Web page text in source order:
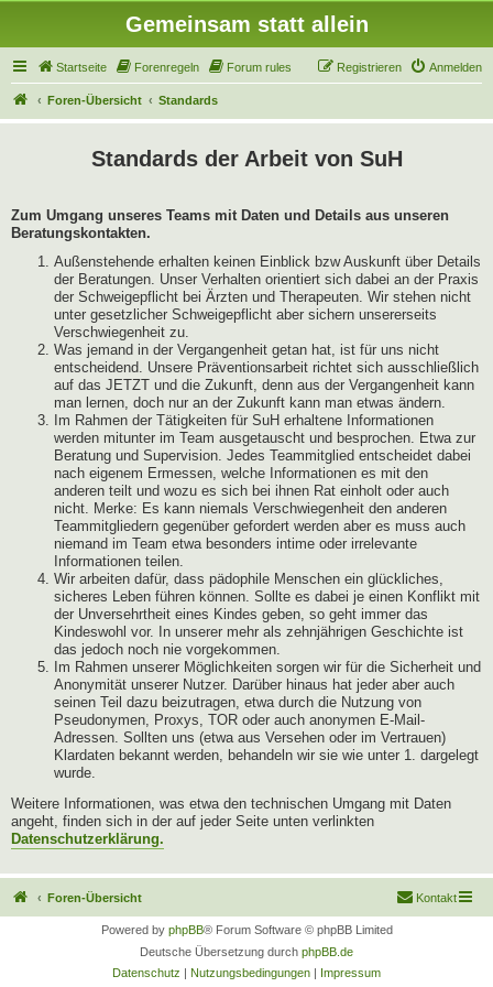
Gemeinsam statt allein
Startseite Forenregeln Forum rules Anmelden
Registrieren
Foren-Übersicht Standards
Standards der Arbeit von SuH
Zum Umgang unseres Teams mit Daten und Details aus unseren
Beratungskontakten.
Außenstehende erhalten keinen Einblick bzw Auskunft über Details
der Beratungen. Unser Verhalten orientiert sich dabei an der Praxis
der Schweigepflicht bei Ärzten und Therapeuten. Wir stehen nicht
unter gesetzlicher Schweigepflicht aber sichern unsererseits
Verschwiegenheit zu.
Was jemand in der Vergangenheit getan hat, ist für uns nicht
entscheidend. Unsere Präventionsarbeit richtet sich ausschließlich
auf das JETZT und die Zukunft, denn aus der Vergangenheit kann
man lernen, doch nur an der Zukunft kann man etwas ändern.
Im Rahmen der Tätigkeiten für SuH erhaltene Informationen
werden mitunter im Team ausgetauscht und besprochen. Etwa zur
Beratung und Supervision. Jedes Teammitglied entscheidet dabei
nach eigenem Ermessen, welche Informationen es mit den
anderen teilt und wozu es sich bei ihnen Rat einholt oder auch
nicht. Merke: Es kann niemals Verschwiegenheit den anderen
Teammitgliedern gegenüber gefordert werden aber es muss auch
niemand im Team etwa besonders intime oder irrelevante
Informationen teilen.
Wir arbeiten dafür, dass pädophile Menschen ein glückliches,
sicheres Leben führen können. Sollte es dabei je einen Konflikt mit
der Unversehrtheit eines Kindes geben, so geht immer das
Kindeswohl vor. In unserer mehr als zehnjährigen Geschichte ist
das jedoch noch nie vorgekommen.
Im Rahmen unserer Möglichkeiten sorgen wir für die Sicherheit und
Anonymität unserer Nutzer. Darüber hinaus hat jeder aber auch
seinen Teil dazu beizutragen, etwa durch die Nutzung von
Pseudonymen, Proxys, TOR oder auch anonymen E-Mail-
Adressen. Sollten uns (etwa aus Versehen oder im Vertrauen)
Klardaten bekannt werden, behandeln wir sie wie unter 1. dargelegt
wurde.
Weitere Informationen, was etwa den technischen Umgang mit Daten
angeht, finden sich in der auf jeder Seite unten verlinkten
Datenschutzerklärung.
Foren-Übersicht Kontakt
Powered by phpBB® Forum Software © phpBB Limited
Deutsche Übersetzung durch phpBB.de
Datenschutz | Nutzungsbedingungen | Impressum